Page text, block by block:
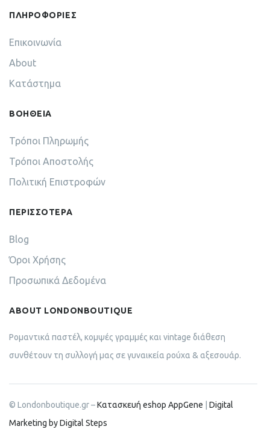
ΠΛΗΡΟΦΟΡΙΕΣ
Επικοινωνία
About
Κατάστημα
ΒΟΗΘΕΙΑ
Τρόποι Πληρωμής
Τρόποι Αποστολής
Πολιτική Επιστροφών
ΠΕΡΙΣΣΟΤΕΡΑ
Blog
Όροι Χρήσης
Προσωπικά Δεδομένα
ABOUT LONDONBOUTIQUE
Ρομαντικά παστέλ, κομψές γραμμές και vintage διάθεση
συνθέτουν τη συλλογή μας σε γυναικεία ρούχα & αξεσουάρ.
© Londonboutique.gr –Κατασκευή eshop AppGene
Digital
Marketing by Digital Steps